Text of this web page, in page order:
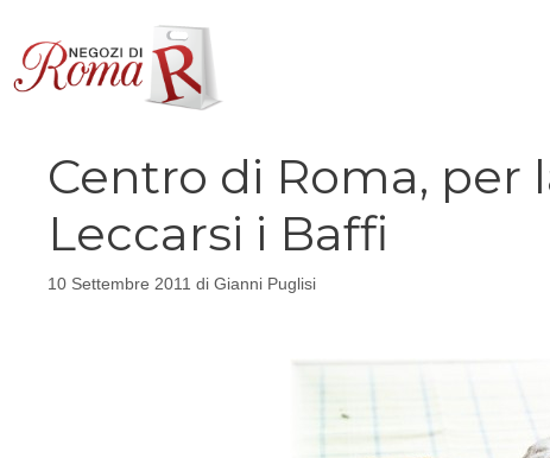
contenuto
Centro di Roma, per
Leccarsi i Baffi
10 Settembre 2011 di Gianni Puglisi